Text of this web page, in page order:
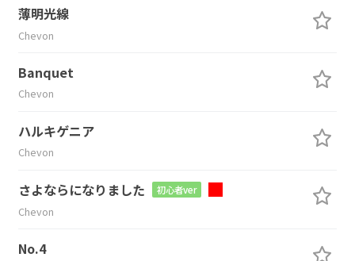
薄明光線
Chevon
Banquet
Chevon
ハルキゲニア
Chevon
さよならになりました 初心者ver
Chevon
No.4